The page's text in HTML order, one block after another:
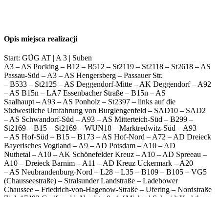
Opis miejsca realizacji
Start: GÜG AT | A 3 | Suben
A3 – AS Pocking – B12 – B512 – St2119 – St2118 – St2618 – AS
Passau-Süd – A3 – AS Hengersberg – Passauer Str.
– B533 – St2125 – AS Deggendorf-Mitte – AK Deggendorf – A92
– AS B15n – LA7 Essenbacher Straße – B15n – AS
Saalhaupt – A93 – AS Ponholz – St2397 – links auf die
Südwestliche Umfahrung von Burglengenfeld – SAD10 – SAD2
– AS Schwandorf-Süd – A93 – AS Mitterteich-Süd – B299 –
St2169 – B15 – St2169 – WUN18 – Marktredwitz-Süd – A93
– AS Hof-Süd – B15 – B173 – AS Hof-Nord – A72 – AD Dreieck
Bayerisches Vogtland – A9 – AD Potsdam – A10 – AD
Nuthetal – A10 – AK Schönefelder Kreuz – A10 – AD Spreeau –
A10 – Dreieck Barnim – A11 – AD Kreuz Uckermark – A20
– AS Neubrandenburg-Nord – L28 – L35 – B109 – B105 – VG5
(Chausseestraße) – Stralsunder Landstraße – Ladebower
Chaussee – Friedrich-von-Hagenow-Straße – Ufering – Nordstraße